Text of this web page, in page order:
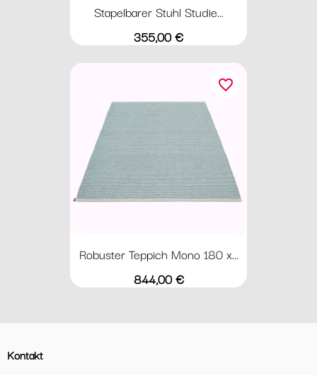
Stapelbarer Stuhl Studie...
Preis
355,00 €
Robuster Teppich Mono 180 x...
Preis
844,00 €
favorite_border
Kontakt